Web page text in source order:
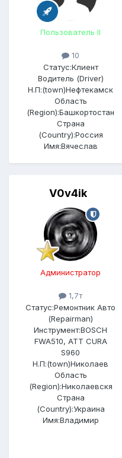
Пользователь II
10
Статус:Клиент
Водитель (Driver)
Н.П:(town)Нефтекамск
Область
(Region):Башкортостан
Страна
(Country):Россия
Имя:Вячеслав
V0v4ik
Администратор
1,7т
Статус:Ремонтник Авто
(Repairman)
Инструмент:BOSCH
FWA510, ATT CURA
S960
Н.П:(town)Николаев
Область
(Region):Николаевскя
Страна
(Country):Украина
Имя:Владимир